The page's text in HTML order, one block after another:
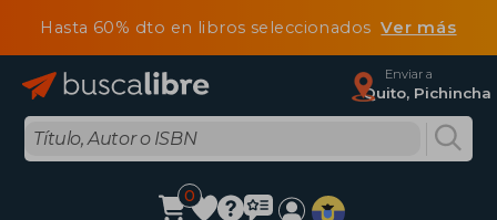
Hasta 60% dto en libros seleccionadosVer más
Enviar a
Quito, Pichincha
0